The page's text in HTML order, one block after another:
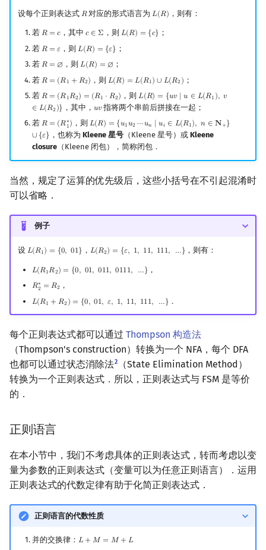
设每个正则表达式 𝑅
R对应的形式语言为 𝐿(𝑅)
L(R) ，则有：
若 𝑅 = 𝑐
R= c ，其中 𝑐 ∈ Σ
c ∈Σ ，则 𝐿(𝑅) = {𝑐}
L(R)= c}
；
若 𝑅 = 𝜀
R= ε ，则 𝐿(𝑅) = {𝜀}
L(R)= ε}
；
若 𝑅 = ∅
R= ∅ ，则𝐿(𝑅) = ∅
L(R)= ∅
；
若 𝑅 = (𝑅1 + 𝑅2)
R= (R 1+R2) ，则 𝐿(𝑅) = 𝐿(𝑅1) ∪ 𝐿(𝑅2 )
L(R)= L(R1)∪L(R2 )
；
若 𝑅 = (𝑅1𝑅2) = (𝑅1 ⋅ 𝑅2)
R= (R 1R2)=(R 1⋅R 2) ，则 𝐿(𝑅) = {𝑢𝑣 ∣ 𝑢 ∈ 𝐿(𝑅1 ), 𝑣
∈ 𝐿(𝑅2 )}
L(R)= uv ∣u∈ R 1), v∈L(R2 )}
，其中， 𝑢𝑣
uv 指将两个串前后拼接在一起；
若 𝑅 = (𝑅∗
1)
R= (R 1∗) ，则 𝐿(𝑅) = {𝑢1𝑢2 ⋯𝑢𝑛 ∣ 𝑢𝑖 ∈ 𝐿(𝑅1), 𝑛 ∈ 𝐍+}
∪ {𝜀}
L(R)= u1 u2⋯u n∣ui∈ L(R1) , n∈N+ ∪ {ε}
，也称为 Kleene 星号（Kleene 星号）或 Kleene
closure（Kleene 闭包），简称闭包．
当然，规定了运算的优先级后，这些小括号在不引起混淆时
可以省略．
例子
设 𝐿(𝑅1) = {0, 01}
L(R1)= 0, 01} ， 𝐿(𝑅2) = {𝜀, 1, 11, 111, …}
L(R2)= ε, 1, 11 , 111, … } ，则有：
𝐿(𝑅1𝑅2) = {0, 01, 011, 0111, …}
L(R1R2)={ 0, 01, 011, 0111 …} ，
𝑅∗
2 = 𝑅2
R2∗= R2 ，
𝐿(𝑅1 + 𝑅2 ) = {0, 01, 𝜀, 1, 11, 111, …}
L(R1+ R2 )={0 01, ε, 1, 11 , 111, …} ．
每个正则表达式都可以通过 Thompson 构造法
（Thompson's construction）转换为一个 NFA，每个 DFA
也都可以通过状态消除法2
（State Elimination Method）
转换为一个正则表达式．所以，正则表达式与 FSM 是等价
的．
正则语言
在本小节中，我们不考虑具体的正则表达式，转而考虑以变
量为参数的正则表达式（变量可以为任意正则语言）．运用
正则表达式的代数定律有助于化简正则表达式．
正则语言的代数性质
并的交换律： 𝐿 + 𝑀 = 𝑀 + 𝐿
L+ M =M +L